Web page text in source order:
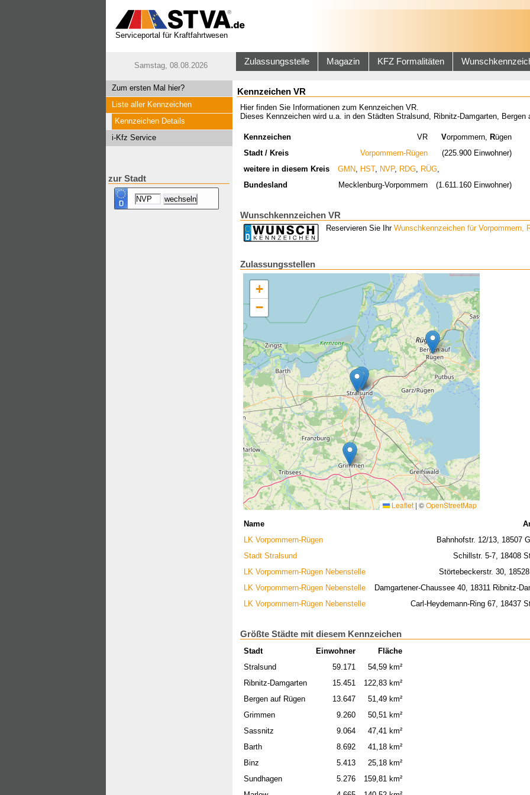
Serviceportal für Kraftfahrtwesen
Samstag, 08.08.2026 Zulassungsstelle Magazin KFZ Formalitäten
Zum ersten Mal hier?
Liste aller Kennzeichen
Kennzeichen Details
i-Kfz Service
zur Stadt
Kennzeichen VR
Hier finden Sie Informationen zum Kennzeichen VR.
Dieses Kennzeichen wird u.a. in den Städten Stralsund, Ribnitz-Damgarten, Bergen
Kennzeichen VR Vorpommern, Rügen
Stadt / Kreis
Vorpommern-Rügen
(225.900 Einwohner)
weitere in diesem Kreis
GMN HST, NVP, RDG RÜG
Bundesland
Mecklenburg-Vorpommern (1.611.160 Einwohner)
Wunschkennzeichen VR
Reservieren Sie Ihr Wunschkennzeichen für Vorpommern,
Zulassungsstellen
+
−
Leaflet | ©OpenStreetMap
Name
LK Vorpommern-Rügen
Bahnhofstr. 12/13, 18507
Stadt Stralsund
Schillstr. 5-7, 18408
LK Vorpommern-Rügen Nebenstelle
Störtebeckerstr. 30,
LK Vorpommern-Rügen Nebenstelle
Damgartener-Chaussee 40, 18311 Ribnitz-
LK Vorpommern-Rügen Nebenstelle
Carl-Heydemann-Ring 67, 18437
Größte Städte mit diesem Kennzeichen
Stadt Einwohner
Fläche
Stralsund
59.171
54,59 km²
Ribnitz-Damgarten
15.451
122,83 km²
Bergen auf Rügen
13.647
51,49 km²
Grimmen
9.260
50,51 km²
Sassnitz
9.064
47,41 km²
Barth
8.692
41,18 km²
Binz
5.413
25,18 km²
Sundhagen
5.276
159,81 km²